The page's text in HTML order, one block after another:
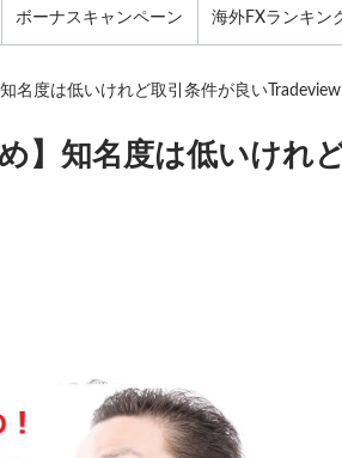
ボーナスキャンペーン 海外FXランキン
名度は低いけれど取引条件が良いTradeview
】知名度は低いけれ